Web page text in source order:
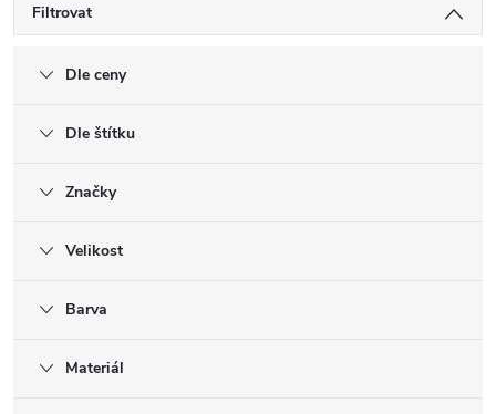
Filtrovat
Dle ceny
Dle štítku
Značky
Velikost
Barva
Materiál